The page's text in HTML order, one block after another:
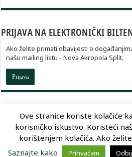
PRIJAVA NA ELEKTRONIČKI
Ako želite primati obavijesti o
našu mailing listu - Nova Akropola Split.
Prijava
Dizajn: Optimum
© Copyright 2026,
Ove stranice koriste kolačiće
korisničko iskustvo. Koristeći
korištenjem kolačića. Ako
Saznajte kako
Prihvaćam